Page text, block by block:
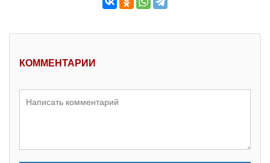
КОММЕНТАРИИ